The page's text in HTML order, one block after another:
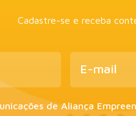
Cadastre-se e receba
de Aliança